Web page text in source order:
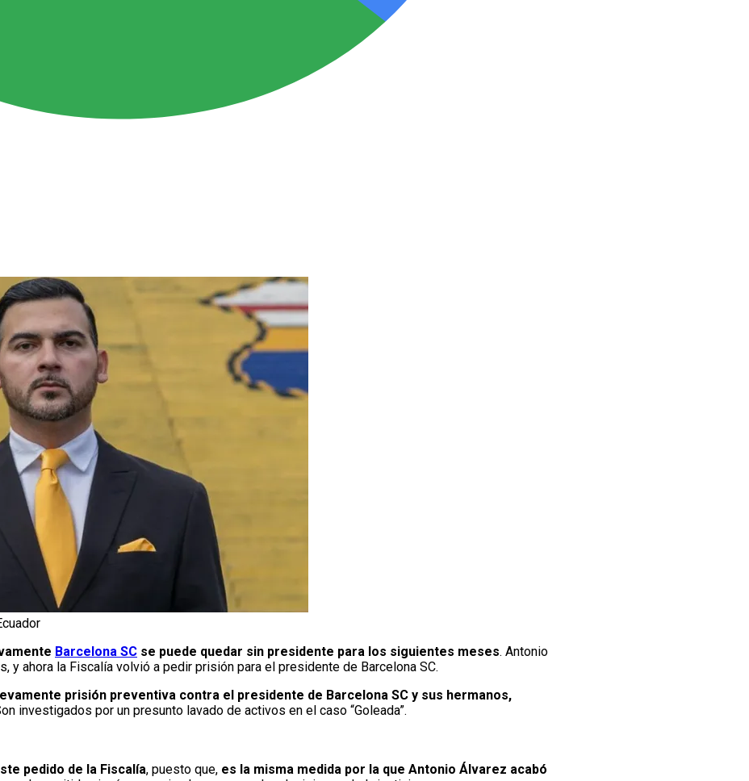
Barcelona SC se puede quedar sin presidente para los siguientes meses. Antonio
y ahora la Fiscalía volvió a pedir prisión para el presidente de Barcelona SC.
prisión preventiva contra el presidente de Barcelona SC y sus hermanos,
investigados por un presunto lavado de activos en el caso “Goleada”.
pedido de la Fiscalía, puesto que, es la misma medida por la que Antonio Álvarez acabó